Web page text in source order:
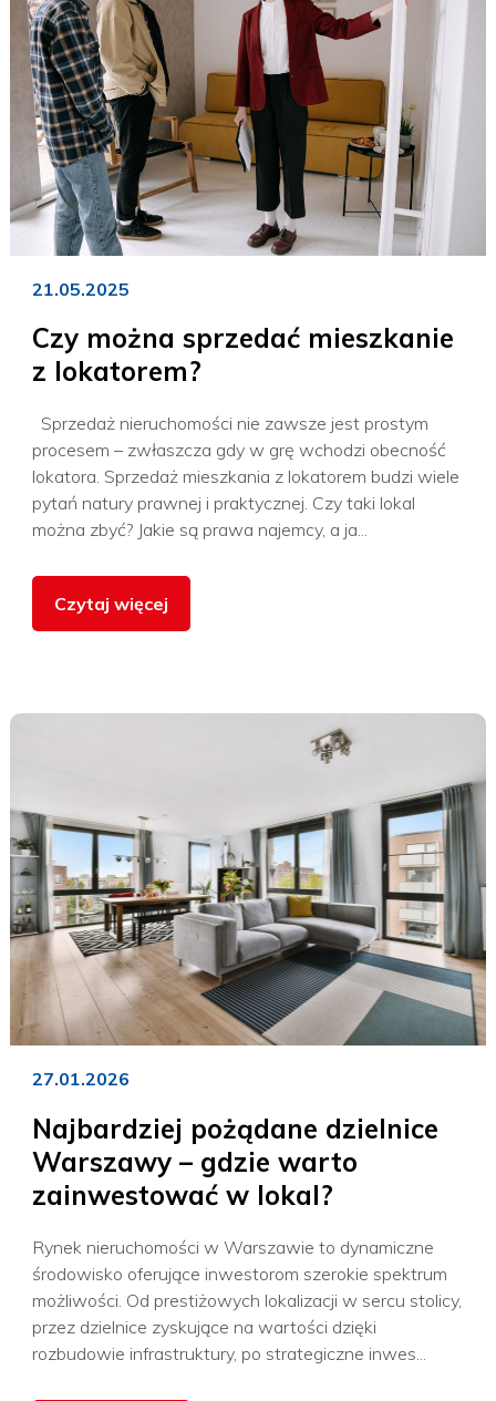
21.05.2025
Czy można sprzedać mieszkanie
z lokatorem?
Sprzedaż nieruchomości nie zawsze jest prostym
procesem – zwłaszcza gdy w grę wchodzi obecność
lokatora. Sprzedaż mieszkania z lokatorem budzi wiele
pytań natury prawnej i praktycznej. Czy taki lokal
można zbyć? Jakie są prawa najemcy, a ja...
Czytaj więcej
27.01.2026
Najbardziej pożądane dzielnice
Warszawy – gdzie warto
zainwestować w lokal?
Rynek nieruchomości w Warszawie to dynamiczne
środowisko oferujące inwestorom szerokie spektrum
możliwości. Od prestiżowych lokalizacji w sercu stolicy,
przez dzielnice zyskujące na wartości dzięki
rozbudowie infrastruktury, po strategiczne inwes...